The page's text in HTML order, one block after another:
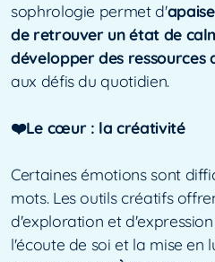
sophrologie permet d'
de retrouver un état de
développer des ressources
aux défis du quotidien.
❤️Le cœur : la créativité
Certaines émotions sont
mots. Les outils créatifs
d'exploration et
l'écoute de soi et la mise en